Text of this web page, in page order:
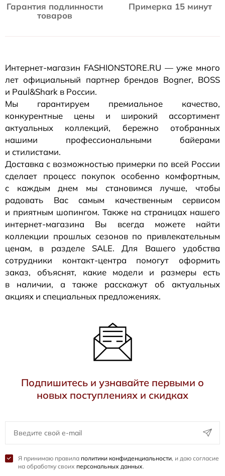
Гарантия подлинности
товаров
Примерка 15 минут
Интернет-магазин FASHIONSTORE.RU — уже много
лет официальный партнер брендов Bogner, BOSS
и Paul&Shark в России.
Мы гарантируем премиальное качество,
конкурентные цены и широкий ассортимент
актуальных коллекций, бережно отобранных
нашими профессиональными байерами
и стилистами.
Доставка с возможностью примерки по всей России
сделает процесс покупок особенно комфортным,
с каждым днем мы становимся лучше, чтобы
радовать Вас самым качественным сервисом
и приятным шопингом. Также на страницах нашего
интернет-магазина Вы всегда можете найти
коллекции прошлых сезонов по привлекательным
ценам, в разделе SALE. Для Вашего удобства
сотрудники контакт-центра помогут оформить
заказ, объяснят, какие модели и размеры есть
в наличии, а также расскажут об актуальных
акциях и специальных предложениях.
Подпишитесь и узнавайте первыми о
новых поступлениях и скидках
Я принимаю правила политики конфиденциальности, и даю согласие
на обработку своих персональных данных.